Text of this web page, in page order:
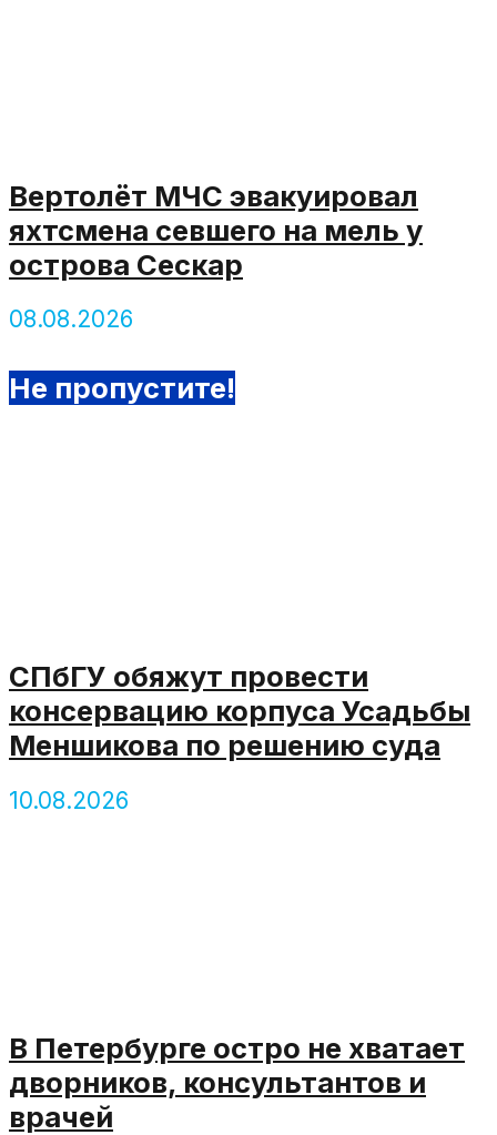
Вертолёт МЧС эвакуировал
яхтсмена севшего на мель у
острова Сескар
08.08.2026
Не пропустите!
СПбГУ обяжут провести
консервацию корпуса Усадьбы
Меншикова по решению суда
10.08.2026
В Петербурге остро не хватает
дворников, консультантов и
врачей